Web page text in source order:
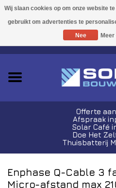
Acties!
Kabels en Stekkers
Offerte
Afspraak
Solar Café
Doe Het
Thuisbatterij
Enphase Q-Cable 3
Micro-afstand max
Nee